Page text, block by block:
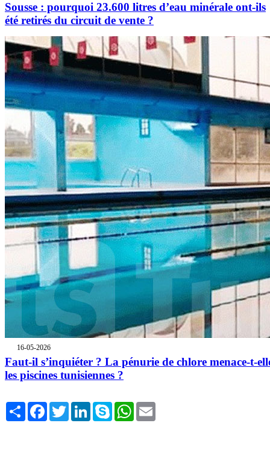
Sousse : pourquoi 23.600 litres d’eau minérale ont-ils
été retirés du circuit de vente ?
16-05-2026
Faut-il s’inquiéter ? La pénurie de chlore menace-t-
les piscines tunisiennes ?
Share FacebookTwitterLinkedInSkype WhatsApp